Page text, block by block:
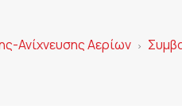
Ανίχνευσης Αερίων >